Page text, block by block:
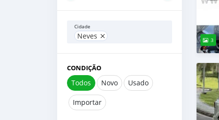
Cidade
Neves
CONDIÇÃO
Todos Novo Usado
Importar
3